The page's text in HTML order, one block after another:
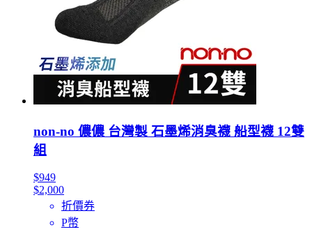
non-no 儂儂 台灣製 石墨烯消臭襪 船型襪 12雙
組
$949
$2,000
折價券
P幣